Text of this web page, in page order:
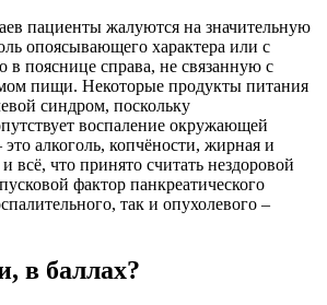
пациенты жалуются на значительную
опоясывающего характера или с
в пояснице справа, не связанную с
пищи. Некоторые продукты питания
синдром, поскольку
воспаление окружающей
алкоголь, копчёности, жирная и
всё, что принято считать нездоровой
фактор панкреатического
так и опухолевого –
в баллах?